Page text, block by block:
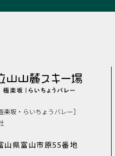
坂・らいちょうバレー］
山県富山市原55番地